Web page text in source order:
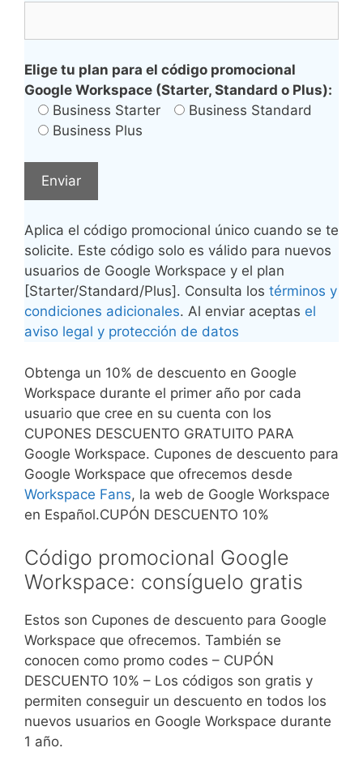
Elige tu plan para el código promocional
Google Workspace (Starter, Standard o Plus):
Business Starter
Business Standard
Business Plus
Aplica el código promocional único cuando se te
solicite. Este código solo es válido para nuevos
usuarios de Google Workspace y el plan
[Starter/Standard/Plus]. Consulta los términos y
condiciones adicionales. Al enviar aceptas el
aviso legal y protección de datos
Obtenga un 10% de descuento en Google
Workspace durante el primer año por cada
usuario que cree en su cuenta con los
CUPONES DESCUENTO GRATUITO PARA
Google Workspace. Cupones de descuento para
Google Workspace que ofrecemos desde
Workspace Fans, la web de Google Workspace
en Español.CUPÓN DESCUENTO 10%
Código promocional Google
Workspace: consíguelo gratis
Estos son Cupones de descuento para Google
Workspace que ofrecemos. También se
conocen como promo codes – CUPÓN
DESCUENTO 10% – Los códigos son gratis y
permiten conseguir un descuento en todos los
nuevos usuarios en Google Workspace durante
1 año.